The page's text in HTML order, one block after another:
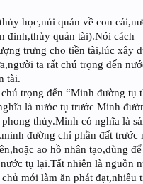
học,núi quản về con
đinh,thủy quản tài).Nói cách
trưng cho tiền tài,lúc xây
ta rất chú trọng đến
tài.
trọng đến “Minh đường tụ
là nước tụ trước Minh
thủy.Minh có nghĩa là
đường chỉ phần đất trước
ao hồ nhân tạo,dùng
tụ lại.Tất nhiên là nguồn
mới làm ăn phát đạt,nhiều